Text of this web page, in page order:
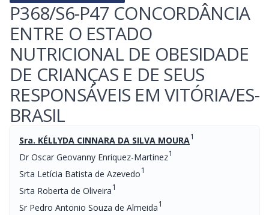
P368/S6-P47 CONCORDÂNCIA
ENTRE O ESTADO
NUTRICIONAL DE OBESIDADE
DE CRIANÇAS E DE SEUS
RESPONSÁVEIS EM VITÓRIA/ES-
BRASIL
Sra. KÉLLYDA CINNARA DA SILVA MOURA1
Dr Oscar Geovanny Enriquez-Martinez1
Srta Letícia Batista de Azevedo1
Srta Roberta de Oliveira1
Sr Pedro Antonio Souza de Almeida1